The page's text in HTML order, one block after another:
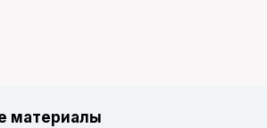
материалы